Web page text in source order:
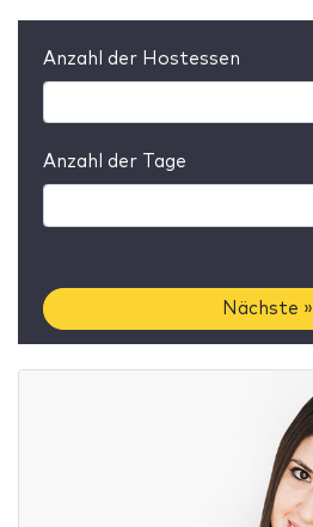
Anzahl der Hostessen
Anzahl der Tage
Nächste »